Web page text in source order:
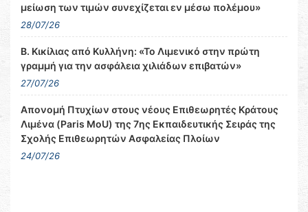
μείωση των τιμών συνεχίζεται εν μέσω πολέμου»
28/07/26
Β. Κικίλιας από Κυλλήνη: «Το Λιμενικό στην πρώτη
γραμμή για την ασφάλεια χιλιάδων επιβατών»
27/07/26
Απονομή Πτυχίων στους νέους Επιθεωρητές Κράτους
Λιμένα (Paris MoU) της 7ης Εκπαιδευτικής Σειράς της
Σχολής Επιθεωρητών Ασφαλείας Πλοίων
24/07/26